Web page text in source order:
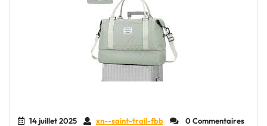
14 juillet 2025 xn--saint-trail-fbb
0 Commentaires